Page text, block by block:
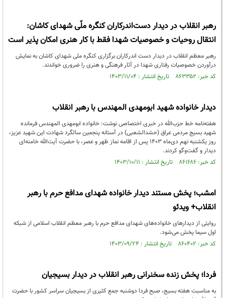
رهبر انقلاب در دیدار دست‌اندرکاران کنگره ملّی شهدای کاشان:
انتقال روحیات و خصوصیات شهدا فقط با کار هنری امکان پذیر است
رهبر معظم انقلاب در دیدار دست اندرکاران برگزاری کنگره ملی شهدای کاشان به نمایش
درآوردن خصوصیات رفتاری شهدا در آثار فرهنگی و هنری را ضروری خواندند.
کد خبر: ۸۶۳۳۵۲ تاریخ انتشار : ۱۴۰۳/۱۱/۰۴
دیدار خانواده شهید ابومهدی المهندس با رهبر انقلاب
هفته‌نامه خط‌ حزب‌الله در خبری اختصاصی نوشت: خانواده ابومهدی المهندس فرمانده
شهید بسیج مردمی عراق (حشدالشعبی) در آستانه‌ پنجمین سالگرد شهادت این شهید عزیز،
روز یکشنبه نهم دی‌ماه ۱۴۰۳ پس از اقامه نماز ظهر و عصر، با حضرت آیت‌الله خامنه‌ای
دیدار و گفت‌وگو کردند.
کد خبر: ۸۶۱۶۸۶ تاریخ انتشار : ۱۴۰۳/۱۰/۱۱
امشب؛ پخش مستند دیدار خانواده شهدای مدافع حرم با رهبر
انقلاب+ ویدئو
روایتی از دیدارهای خانواده‌های شهدای مدافع حرم با رهبر معظم انقلاب اسلامی از شبکه
اول سیما پخش می‌شود.
کد خبر: ۸۶۰۴۰۲ تاریخ انتشار : ۱۴۰۳/۰۹/۲۴
فردا؛ پخش زنده سخنرانی رهبر انقلاب در دیدار بسیجیان
به مناسبت هفته بسیج، صبح فردا دوشنبه جمع کثیری از بسیجیان سراسر کشور با حضرت